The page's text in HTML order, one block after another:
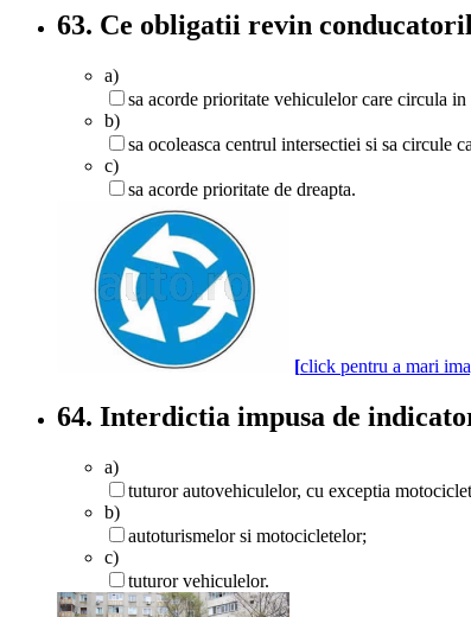
63. Ce obligatii revin
a)
sa acorde prioritate vehiculelor care circula in
b)
sa ocoleasca centrul intersectiei si sa circule
c)
sa acorde prioritate de dreapta.
[click pentru a mari
64. Interdictia impusa de
a)
tuturor autovehiculelor, cu exceptia
b)
autoturismelor si motocicletelor;
c)
tuturor vehiculelor.